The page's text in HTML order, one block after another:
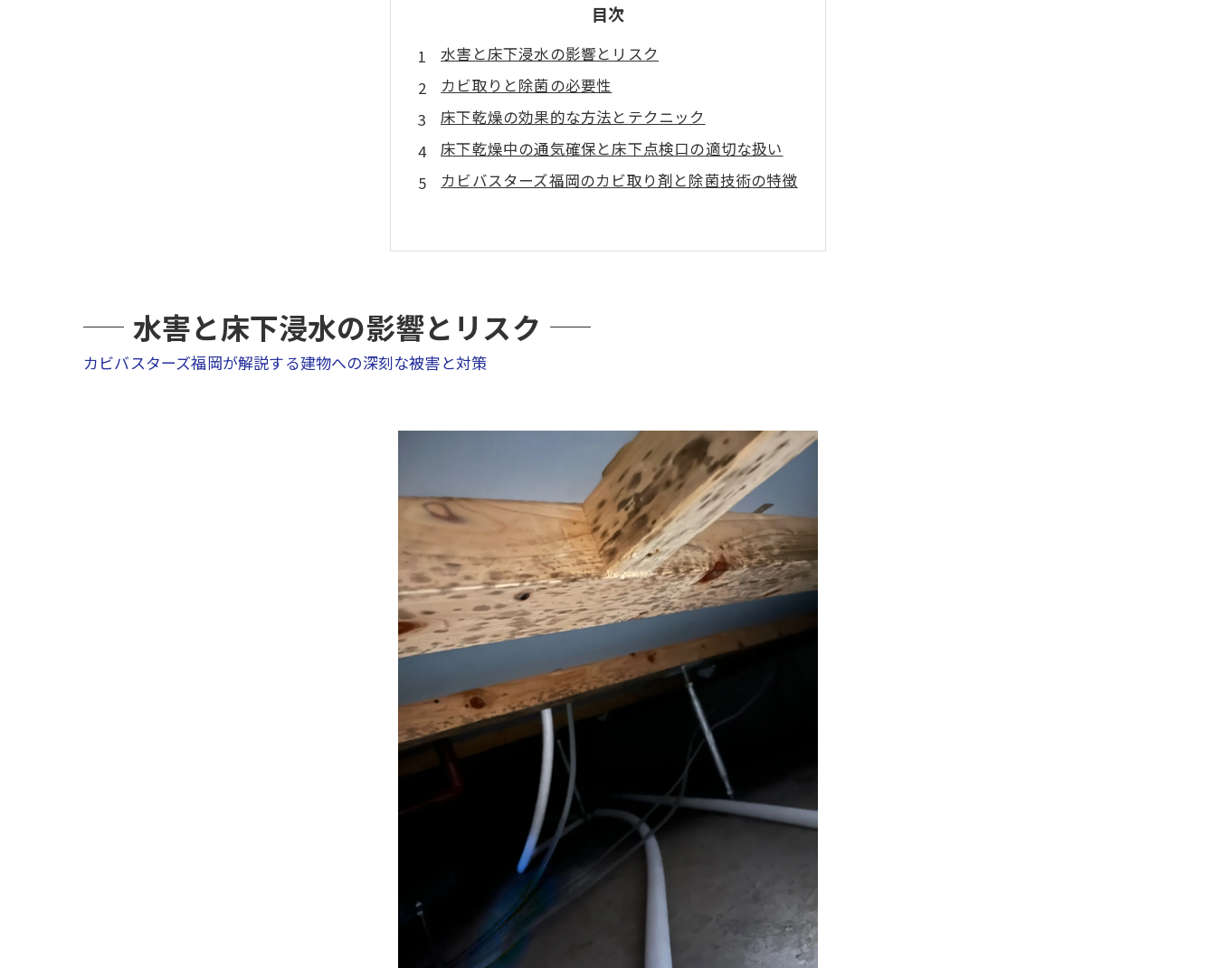
目次
水害と床下浸水の影響とリスク
カビ取りと除菌の必要性
床下乾燥の効果的な方法とテクニック
床下乾燥中の通気確保と床下点検口の適切な扱い
カビバスターズ福岡のカビ取り剤と除菌技術の特徴
水害と床下浸水の影響とリスク
カビバスターズ福岡が解説する建物への深刻な被害と対策